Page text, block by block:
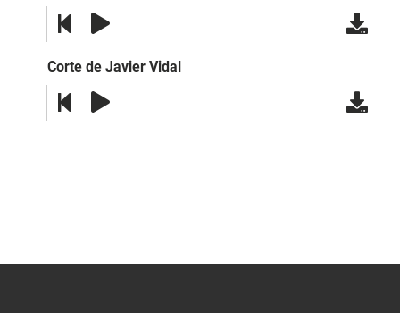
Corte de Javier Vidal